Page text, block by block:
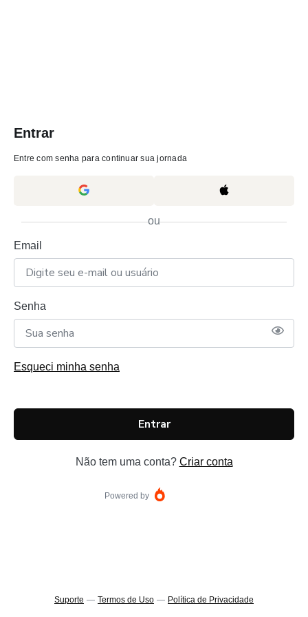
Entrar
Entre com senha para continuar sua jornada
ou
Email
Senha
Esqueci minha senha
Entrar
Não tem uma conta? Criar conta
Powered by
Suporte — Termos de Uso — Política de Privacidade